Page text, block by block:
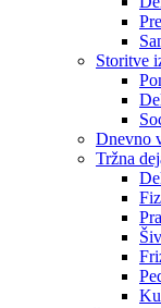
Storitve
Dnevno
Tržna